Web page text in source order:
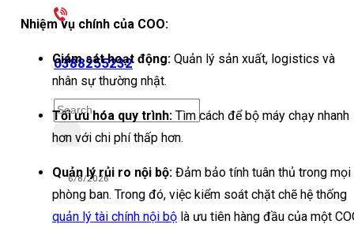
0388255232
Search
for:
6/8/2026
Nhiệm vụ chính của COO:
Giám sát hoạt động: Quản lý sản xuất, logistics và
nhân sự thường nhật.
Tối ưu hóa quy trình: Tìm cách để bộ máy chạy nhanh
hơn với chi phí thấp hơn.
Quản lý rủi ro nội bộ: Đảm bảo tính tuân thủ trong mọi
phòng ban. Trong đó, việc kiểm soát chặt chẽ hệ thống
quản lý tài chính nội bộ là ưu tiên hàng đầu của một